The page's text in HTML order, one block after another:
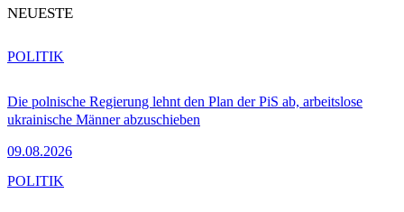
NEUESTE
Die polnische Regierung lehnt den Plan der PiS ab, arbeitslose
ukrainische Männer abzuschieben
09.08.2026
POLITIK
POLITIK